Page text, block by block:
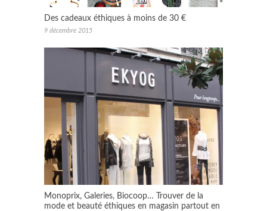
Des cadeaux éthiques à moins de 30 €
9 décembre 2015
Monoprix, Galeries, Biocoop… Trouver de la
mode et beauté éthiques en magasin partout en